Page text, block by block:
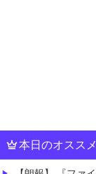
本日のオスス